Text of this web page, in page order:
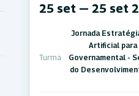
25 set — 25 set
Turma
Jornada
Artificial
Governamental -
do